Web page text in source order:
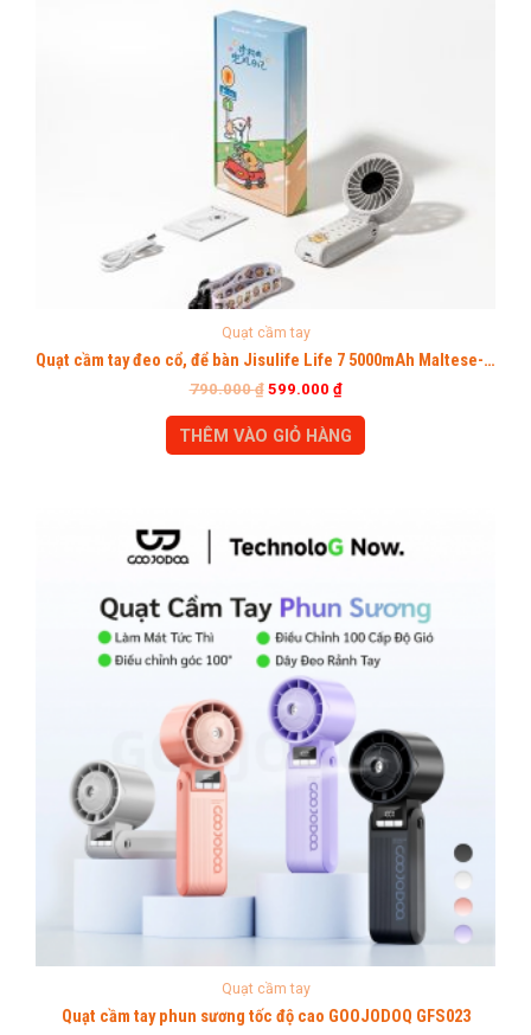
Quạt cầm tay
Quạt cầm tay đeo cổ, để bàn Jisulife Life 7 5000mAh Maltese- Phiên bản giới hạn
790.000₫ 599.000 ₫
THÊM VÀO GIỎ HÀNG
Quạt cầm tay
Quạt cầm tay phun sương tốc độ cao GOOJODOQ GFS023